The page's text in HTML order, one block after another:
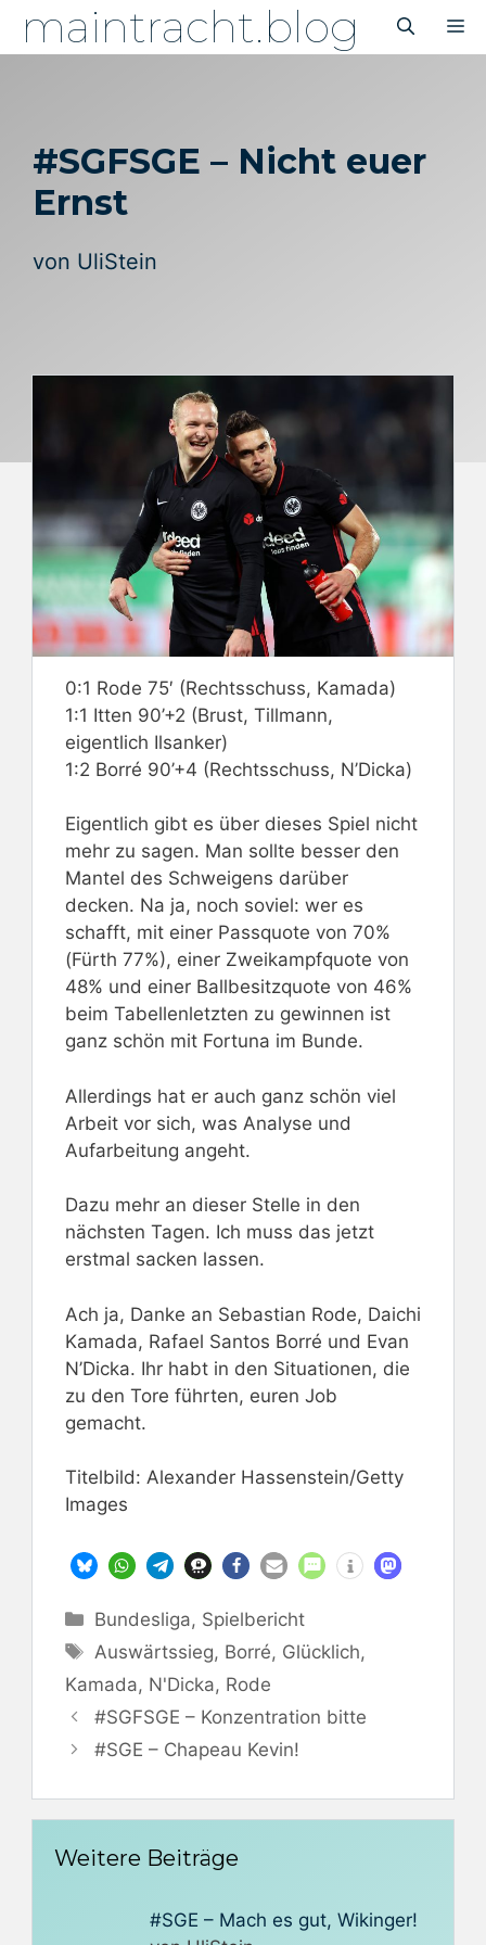
Inhaltmaintracht.blog
#SGFSGE – Nicht euer
Ernst
von UliStein
0:1 Rode 75′ (Rechtsschuss, Kamada)
1:1 Itten 90’+2 (Brust, Tillmann,
eigentlich Ilsanker)
1:2 Borré 90’+4 (Rechtsschuss, N’Dicka)
Eigentlich gibt es über dieses Spiel nicht
mehr zu sagen. Man sollte besser den
Mantel des Schweigens darüber
decken. Na ja, noch soviel: wer es
schafft, mit einer Passquote von 70%
(Fürth 77%), einer Zweikampfquote von
48% und einer Ballbesitzquote von 46%
beim Tabellenletzten zu gewinnen ist
ganz schön mit Fortuna im Bunde.
Allerdings hat er auch ganz schön viel
Arbeit vor sich, was Analyse und
Aufarbeitung angeht.
Dazu mehr an dieser Stelle in den
nächsten Tagen. Ich muss das jetzt
erstmal sacken lassen.
Ach ja, Danke an Sebastian Rode, Daichi
Kamada, Rafael Santos Borré und Evan
N’Dicka. Ihr habt in den Situationen, die
zu den Tore führten, euren Job
gemacht.
Titelbild: Alexander Hassenstein/Getty
Images
Kategorien
Bundesliga, Spielbericht
Schlagwörter
Auswärtssieg, Borré, Glücklich,
Kamada, N'Dicka, Rode
#SGFSGE – Konzentration bitte
#SGE – Chapeau Kevin!
Weitere Beiträge
#SGE – Mach es gut, Wikinger!